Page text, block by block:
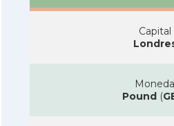
Capital
Moneda
Pound(